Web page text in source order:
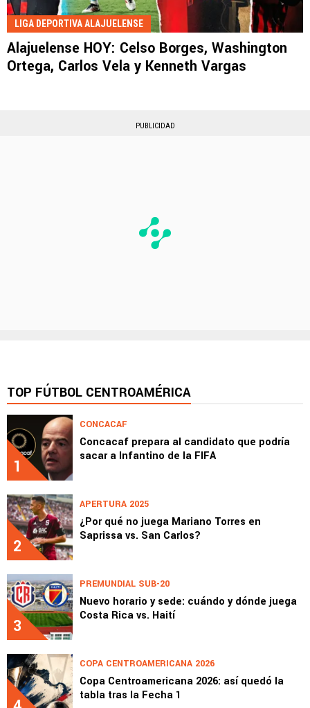
LIGA DEPORTIVA ALAJUELENSE
Alajuelense HOY: Celso Borges, Washington
Ortega, Carlos Vela y Kenneth Vargas
PUBLICIDAD
TOP FÚTBOL CENTROAMÉRICA
1
CONCACAF
Concacaf prepara al candidato que podría
sacar a Infantino de la FIFA
2
APERTURA 2025
¿Por qué no juega Mariano Torres en
Saprissa vs. San Carlos?
3
PREMUNDIAL SUB-20
Nuevo horario y sede: cuándo y dónde juega
Costa Rica vs. Haití
COPA CENTROAMERICANA 2026
Copa Centroamericana 2026: así quedó la
tabla tras la Fecha 1